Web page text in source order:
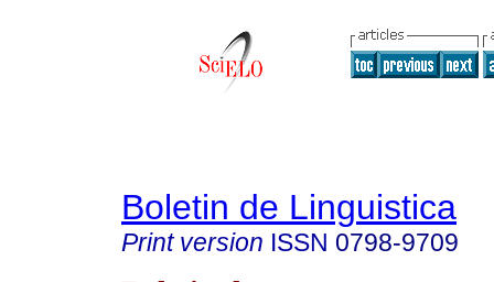
Boletin de Linguistica
Print version ISSN 0798-9709